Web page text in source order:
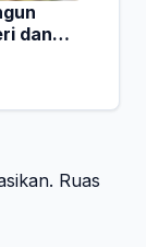
dan
Ruas